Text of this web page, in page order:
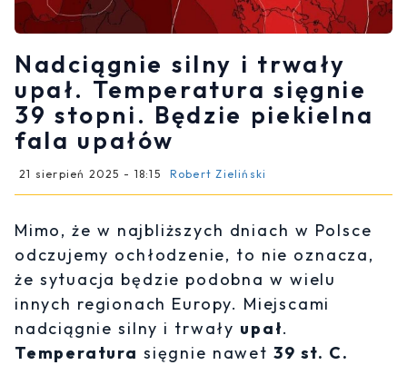
Nadciągnie silny i trwały
upał. Temperatura sięgnie
39 stopni. Będzie piekielna
fala upałów
21 sierpień 2025 - 18:15 Robert Zieliński
Mimo, że w najbliższych dniach w Polsce
odczujemy ochłodzenie, to nie oznacza,
że sytuacja będzie podobna w wielu
innych regionach Europy. Miejscami
nadciągnie silny i trwały upał.
Temperatura sięgnie nawet 39 st. C.